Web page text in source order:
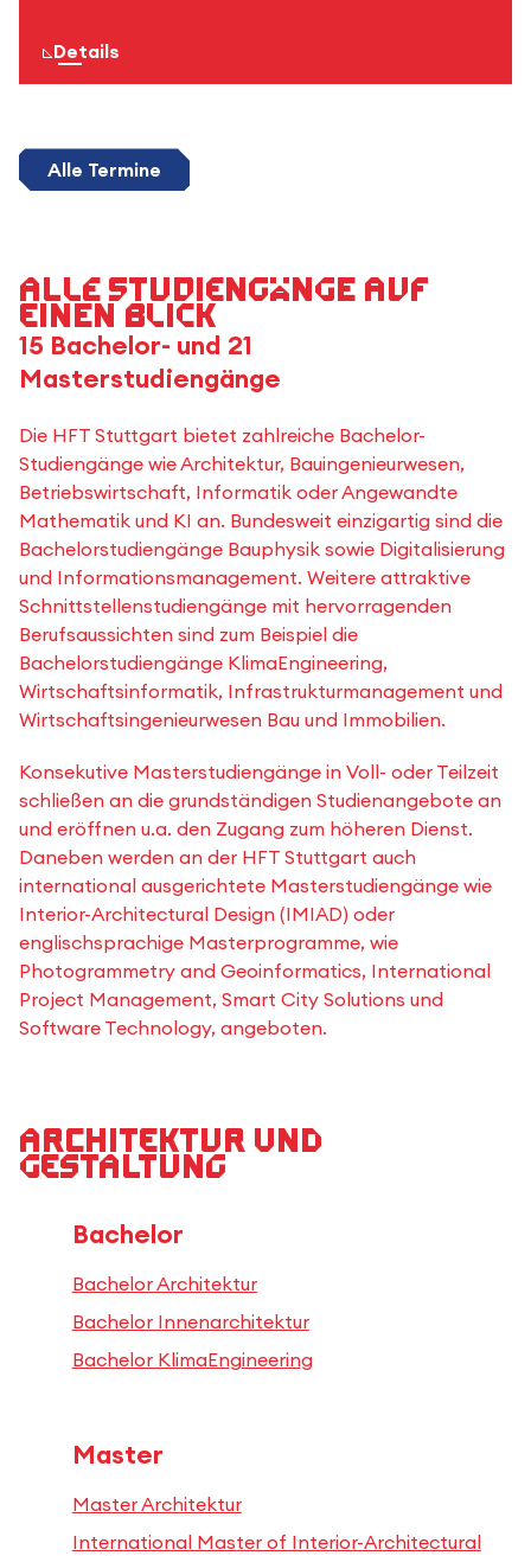
zur Seite für mehr
Details
Alle Termine
Alle Studiengänge auf
einen Blick
15 Bachelor- und 21
Masterstudiengänge
Die HFT Stuttgart bietet zahlreiche Bachelor-
Studiengänge wie Architektur, Bauingenieurwesen,
Betriebswirtschaft, Informatik oder Angewandte
Mathematik und KI an. Bundesweit einzigartig sind die
Bachelorstudiengänge Bauphysik sowie Digitalisierung
und Informationsmanagement. Weitere attraktive
Schnittstellenstudiengänge mit hervorragenden
Berufsaussichten sind zum Beispiel die
Bachelorstudiengänge KlimaEngineering,
Wirtschaftsinformatik, Infrastrukturmanagement und
Wirtschaftsingenieurwesen Bau und Immobilien.
Konsekutive Masterstudiengänge in Voll- oder Teilzeit
schließen an die grundständigen Studienangebote an
und eröffnen u.a. den Zugang zum höheren Dienst.
Daneben werden an der HFT Stuttgart auch
international ausgerichtete Masterstudiengänge wie
Interior-Architectural Design (IMIAD) oder
englischsprachige Masterprogramme, wie
Photogrammetry and Geoinformatics, International
Project Management, Smart City Solutions und
Software Technology, angeboten.
Architektur und
Gestaltung
Bachelor
Bachelor Architektur
Bachelor Innenarchitektur
Bachelor KlimaEngineering
Master
Master Architektur
International Master of Interior-Architectural